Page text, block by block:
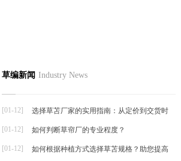
草编新闻 Industry News
[01-12] 选择草苫厂家的实用指南：从定价到交货时
[01-12] 如何判断草帘厂的专业程度？
[01-12] 如何根据种植方式选择草苫规格？助您提高